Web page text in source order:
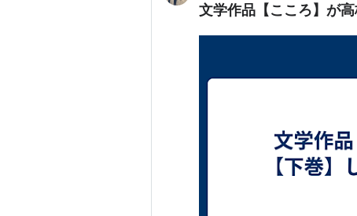
文学作品【こころ】が